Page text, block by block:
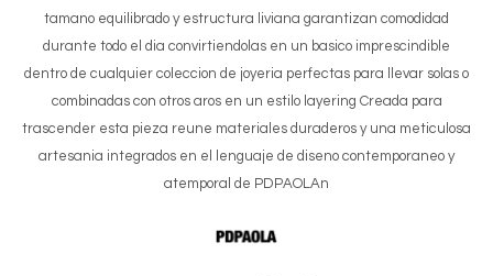
tamano equilibrado y estructura liviana garantizan comodidad
durante todo el dia convirtiendolas en un basico imprescindible
dentro de cualquier coleccion de joyeria perfectas para llevar solas o
combinadas con otros aros en un estilo layering Creada para
trascender esta pieza reune materiales duraderos y una meticulosa
artesania integrados en el lenguaje de diseno contemporaneo y
atemporal de PDPAOLAn